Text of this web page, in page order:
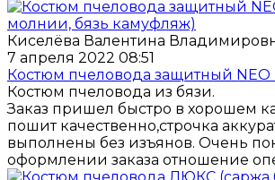
Киселёва Валентина
7 апреля 2022 08:51
Костюм пчеловода защитный NEO
Костюм пчеловода из бязи.
Заказ пришел быстро в хорошем
пошит качественно,строчка
выполнены без изъянов. Очень
оформлении заказа отношение